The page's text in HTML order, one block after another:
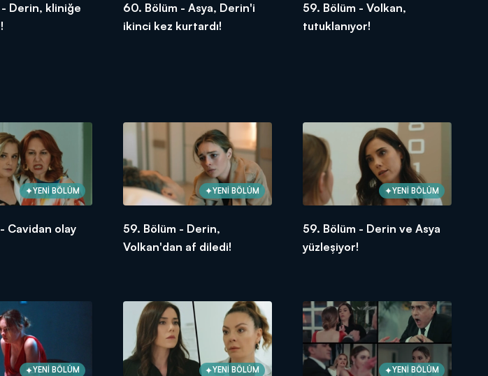
Derin, kliniğe
60. Bölüm - Asya, Derin'i
ikinci kez kurtardı!
59. Bölüm - Volkan,
tutuklanıyor!
YENİ BÖLÜM
Cavidan olay
YENİ BÖLÜM
59. Bölüm - Derin,
Volkan'dan af diledi!
YENİ BÖLÜM
59. Bölüm - Derin ve Asya
yüzleşiyor!
YENİ BÖLÜM YENİ BÖLÜM YENİ BÖLÜM